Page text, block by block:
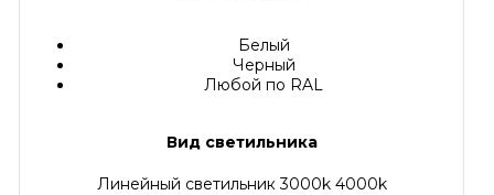
Белый
Черный
Любой по RAL
Вид светильника
Линейный светильник 3000k 4000k